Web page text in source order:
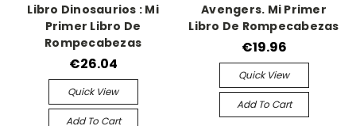
Libro Dinosaurios : Mi
Primer Libro De
Rompecabezas
€26.04
Quick View
Add To Cart
Avengers. Mi Primer
Libro De Rompecabezas
€19.96
Quick View
Add To Cart